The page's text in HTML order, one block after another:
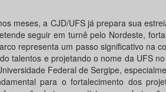
meses, a CJD/UFS já prepara sua
seguir em turnê pelo Nordeste,
representa um passo significativo na
talentos e projetando o nome da UFS
Federal de Sergipe,
para o fortalecimento dos